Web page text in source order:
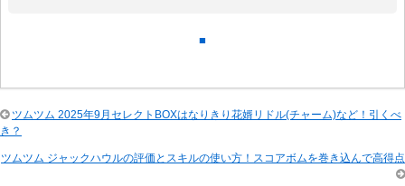
■
ツムツム 2025年9月セレクトBOXはなりきり花婿リドル(チャーム)など！引くべ
き？
ツムツム ジャックハウルの評価とスキルの使い方！スコアボムを巻き込んで高得点